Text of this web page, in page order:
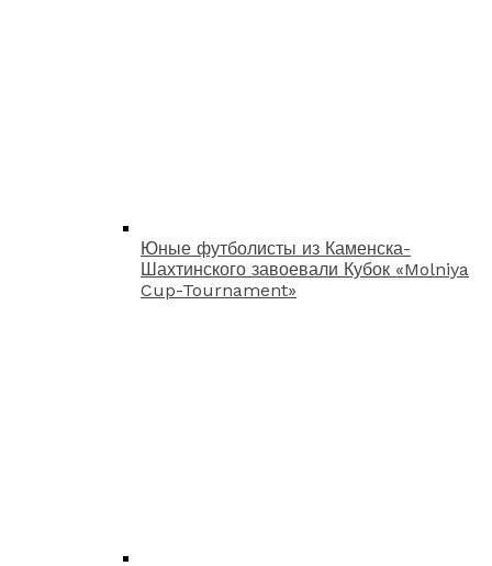
Юные футболисты из Каменска-
Шахтинского завоевали Кубок «Molniya
Cup-Tournament»